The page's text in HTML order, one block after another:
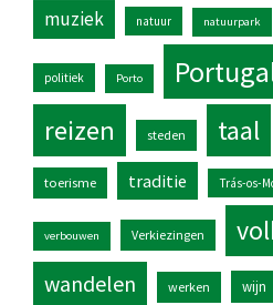
muziek natuur natuurpark
politiek Porto
reizen steden taal
toerisme traditie Trás-os-
verbouwen Verkiezingen
wandelen werken wijn